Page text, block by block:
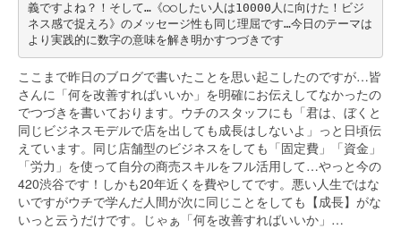
義ですよね？！そして…《○○したい人は10000人に向けた！ビジ
ネス感で捉えろ》のメッセージ性も同じ理屈です…今日のテーマは
より実践的に数字の意味を解き明かすつづきです
ここまで昨日のブログで書いたことを思い起こしたのですが…皆
さんに「何を改善すればいいか」を明確にお伝えしてなかったの
でつづきを書いております。ウチのスタッフにも「君は、ぼくと
同じビジネスモデルで店を出しても成長はしないよ」っと日頃伝
えています。同じ店舗型のビジネスをしても「固定費」「資金」
「労力」を使って自分の商売スキルをフル活用して…やっと今の
420渋谷です！しかも20年近くを費やしてです。悪い人生ではな
いですがウチで学んだ人間が次に同じことをしても【成長】がな
いっと云うだけです。じゃぁ「何を改善すればいいか」…